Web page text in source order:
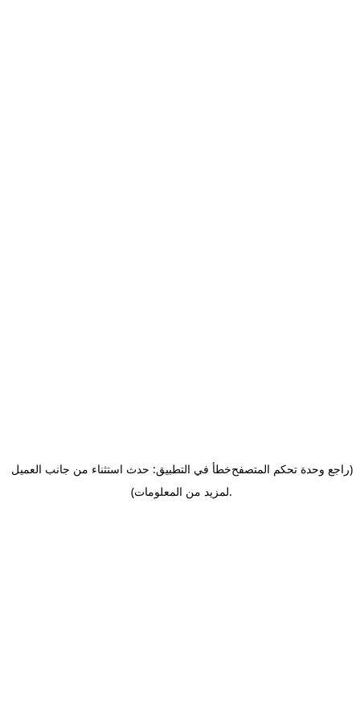
خطأ في التطبيق: حدث استثناء من جانب العميل(راجع وحدة تحكم المتصفح
لمزيد من المعلومات).